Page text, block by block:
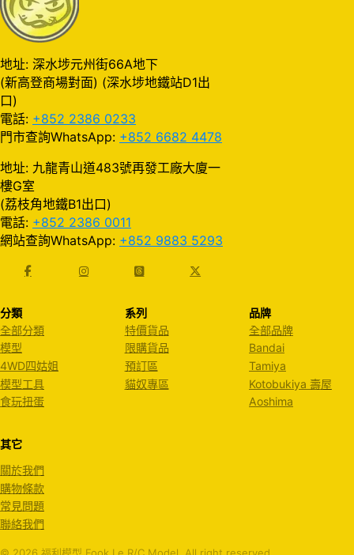
地址: 深水埗元州街66A地下
(新高登商場對面) (深水埗地鐵站D1出
口)
電話: +852 2386 0233
門市查詢WhatsApp: +852 6682 4478
地址: 九龍青山道483號再發工廠大廈一
樓G室
(荔枝角地鐵B1出口)
電話: +852 2386 0011
網站查詢WhatsApp: +852 9883 5293
分類
全部分類
模型
4WD四姑姐
模型工具
食玩扭蛋
系列
特價貨品
限購貨品
預訂區
貓奴專區
品牌
全部品牌
Bandai
Tamiya
Kotobukiya 壽屋
Aoshima
其它
關於我們
購物條款
常見問題
聯絡我們